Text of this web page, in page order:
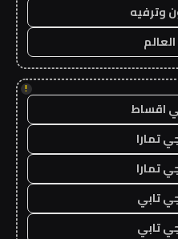
وترفيه
!
اقساط
تمارا
تمارا
تابي
تابي